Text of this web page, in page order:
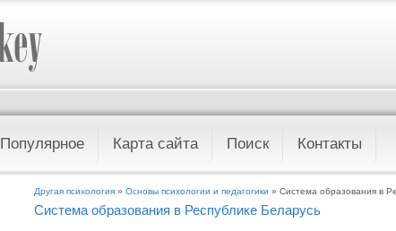
Популярное Карта сайта Поиск Контакты
Другая психология » Основы психологии и педагогики » Система образования в
Система образования в Республике Беларусь